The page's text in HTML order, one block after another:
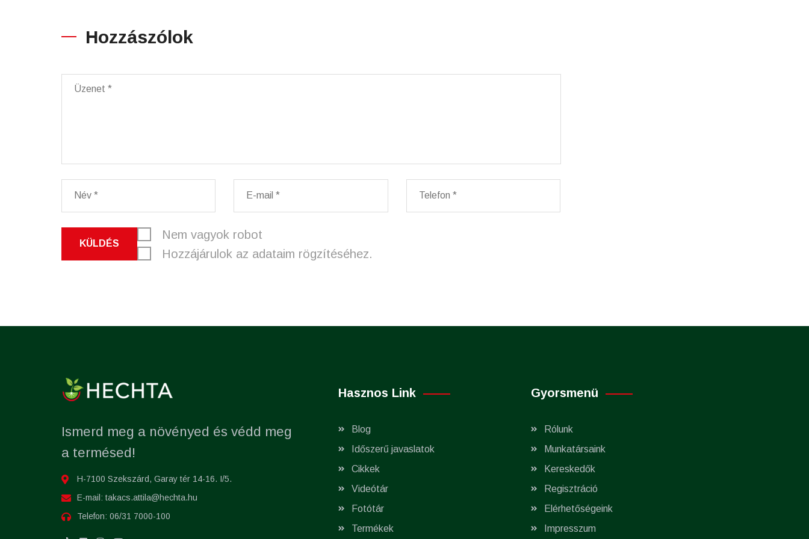
Hozzászólok
KÜLDÉS
Nem vagyok robot
Hozzájárulok az adataim rögzítéséhez.
Ismerd meg a növényed és védd meg
a termésed!
H-7100 Szekszárd, Garay tér 14-16. I/5.
E-mail: takacs.attila@hechta.hu
Telefon: 06/31 7000-100
Hasznos Link
Blog
Időszerű javaslatok
Cikkek
Videótár
Fotótár
Termékek
Gyorsmenü
Rólunk
Munkatársaink
Kereskedők
Regisztráció
Elérhetőségeink
Impresszum